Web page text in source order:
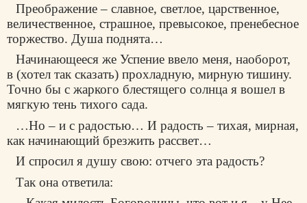
Преображение – славное, светлое, царственное,
величественное, страшное, превысокое, пренебесное
торжество. Душа поднята…
Начинающееся же Успение ввело меня, наоборот,
в (хотел так сказать) прохладную, мирную тишину.
Точно бы с жаркого блестящего солнца я вошел в
мягкую тень тихого сада.
…Но – и с радостью… И радость – тихая, мирная,
как начинающий брезжить рассвет…
И спросил я душу свою: отчего эта радость?
Так она ответила: